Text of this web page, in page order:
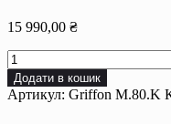
15 990,00 ₴
Офісний
сейф
Сейф
офiсний
Додати в кошик
Артикул: Griffon M.80.K